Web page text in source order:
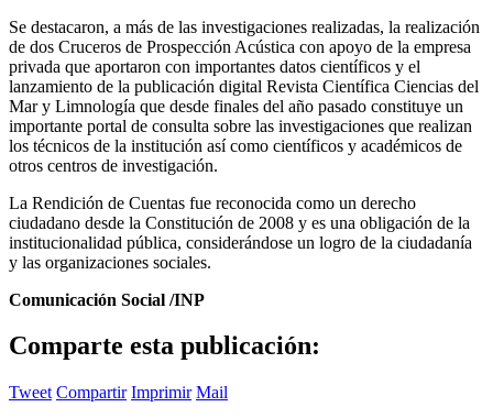
Se destacaron, a más de las investigaciones realizadas, la realización
de dos Cruceros de Prospección Acústica con apoyo de la empresa
privada que aportaron con importantes datos científicos y el
lanzamiento de la publicación digital Revista Científica Ciencias del
Mar y Limnología que desde finales del año pasado constituye un
importante portal de consulta sobre las investigaciones que realizan
los técnicos de la institución así como científicos y académicos de
otros centros de investigación.
La Rendición de Cuentas fue reconocida como un derecho
ciudadano desde la Constitución de 2008 y es una obligación de la
institucionalidad pública, considerándose un logro de la ciudadanía
y las organizaciones sociales.
Comunicación Social /INP
Comparte esta publicación:
Tweet Compartir Imprimir Mail